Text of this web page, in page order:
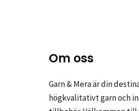
kan
Om oss
Garn & Mera är din
högkvalitativt garn och